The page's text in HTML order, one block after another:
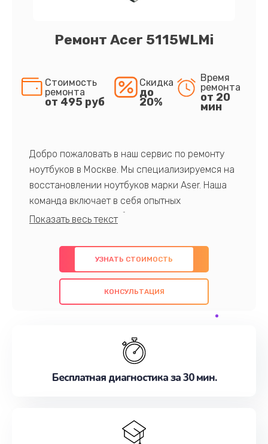
Ремонт Acer 5115WLMi
Стоимость
ремонта
от 495 руб
Скидка
до
20%
Время
ремонта
от 20
мин
Добро пожаловать в наш сервис по ремонту
ноутбуков в Москве. Мы специализируемся на
восстановлении ноутбуков марки Aser. Наша
команда включает в себя опытных
профессионалов с обширными знаниями и
предлагаем быстрый и качественный ремонт с
использованием оригинальных компонентов, а
также гарантируем качество всех
проведенных работ. Наша цель - предоставить
наилучшим образом. Не медлите записаться на
УЗНАТЬ СТОИМОСТЬ
КОНСУЛЬТАЦИЯ
Бесплатная диагностика за 30 мин.